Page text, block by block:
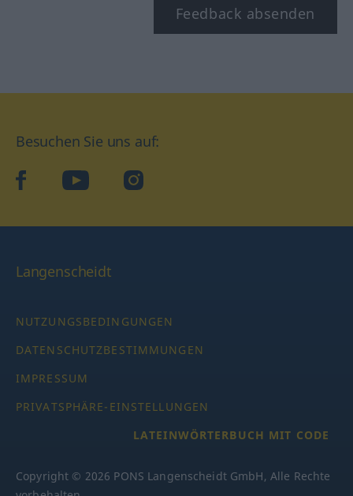
Feedback absenden
Besuchen Sie uns auf:
facebookYouTube Instagram
Langenscheidt
NUTZUNGSBEDINGUNGEN
DATENSCHUTZBESTIMMUNGEN
IMPRESSUM
PRIVATSPHÄRE-EINSTELLUNGEN
LATEINWÖRTERBUCH MIT CODE
Copyright © 2026 PONS Langenscheidt GmbH, Alle Rechte